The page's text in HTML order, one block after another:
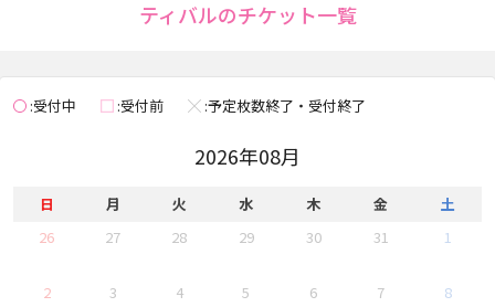
ティバルのチケット一覧
◯受付中 □受付前 ×
予定枚数終了・受付終了
2026年08月
日 月 火 水 木 金
土
26
27 28 29 30 31 1
2 3 4 5 6 7 8